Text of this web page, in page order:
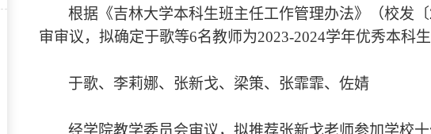
根据《吉林大学本科生班主任工作管理办法》（校发〔
审审议，拟确定于歌等6名教师为2023-2024学年优秀本科
于歌、李莉娜、张新戈、梁策、张霏霏、佐婧
经学院教学委员会审议，拟推荐张新戈老师参加学校十